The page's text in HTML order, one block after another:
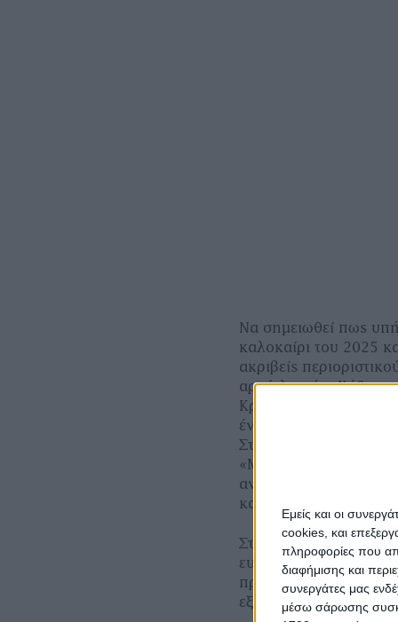
Εμείς και οι
cookies, και
πληροφορίες που
διαφήμισης και
συνεργάτες μας
μέσω σάρωσης
Να σημειωθεί πως
καλοκαίρι του 2025
ακριβείς
αρχή λοιπόν. Κάθε
Κράτος Μέλος της
ένα σχέδιο δράσης
Στη συνέχεια, η
«Magna Carta» βάσει
αντιμετώπιση της
καλούνται να
Στην περίπτωση της
ευλογιά το 2024,
προέβλεπε την
εξής ζώνες: